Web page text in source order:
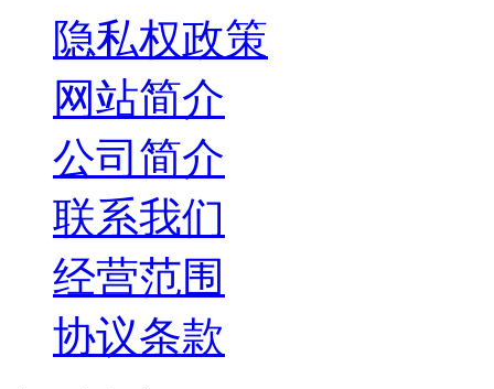
隐私权政策
网站简介
公司简介
联系我们
经营范围
协议条款